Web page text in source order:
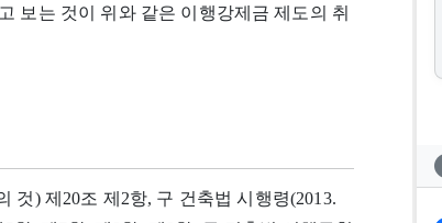
보는 것이 위와 같은 이행강제금 제도의 취
것) 제20조 제2항, 구 건축법 시행령(2013.